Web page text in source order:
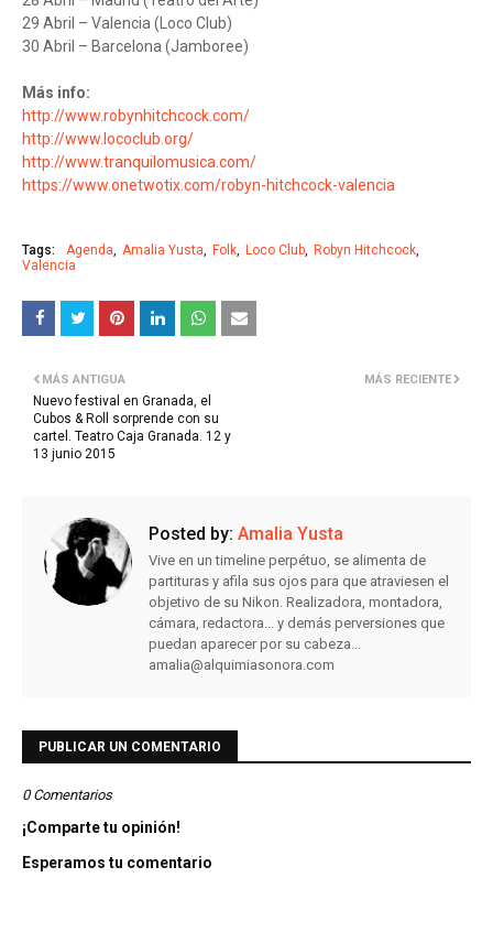
29 Abril – Valencia (Loco Club)
30 Abril – Barcelona (Jamboree)
Más info:
http://www.robynhitchcock.com/
http://www.lococlub.org/
http://www.tranquilomusica.com/
https://www.onetwotix.com/robyn-hitchcock-valencia
Tags: Agenda Amalia Yusta Folk Loco Club
Robyn Hitchcock
Valencia
MÁS RECIENTE
MÁS ANTIGUA
Nuevo festival en Granada, el
Cubos & Roll sorprende con su
cartel. Teatro Caja Granada. 12 y
13 junio 2015
Posted by: Amalia Yusta
Vive en un timeline perpétuo, se alimenta de
partituras y afila sus ojos para que atraviesen el
objetivo de su Nikon. Realizadora, montadora,
cámara, redactora... y demás perversiones que
puedan aparecer por su cabeza...
amalia@alquimiasonora.com
PUBLICAR UN COMENTARIO
0 Comentarios
¡Comparte tu opinión!
Esperamos tu comentario